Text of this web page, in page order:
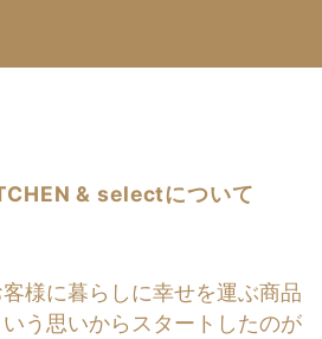
& selectについて
客様に暮らしに幸せを運ぶ商品
う思いからスタートしたのが